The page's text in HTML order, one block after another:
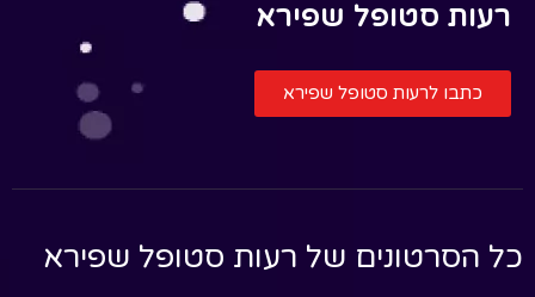
רעות סטופל שפירא
כתבו לרעות סטופל שפירא
כל הסרטונים שלרעות סטופל שפירא